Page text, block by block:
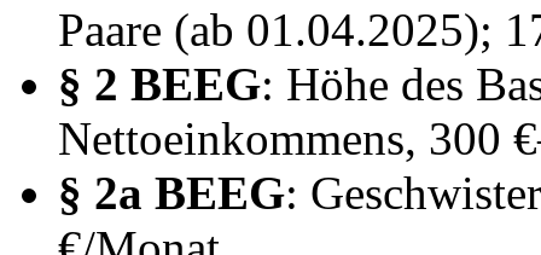
Paare (ab 01.04.2025);
§ 2 BEEG: Höhe des
Nettoeinkommens, 300
§ 2a BEEG: